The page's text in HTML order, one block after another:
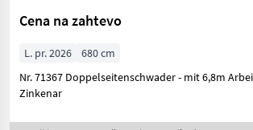
Cena na zahtevo
L. pr. 2026
680 cm
Nr. 71367 Doppelseitenschwader - mit 6,8m Arbeitsbreite - mit 2x13
Zinkenar